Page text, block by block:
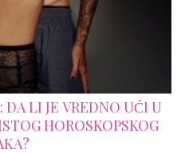
LI JE VREDNO UĆI U
HOROSKOPSKOG